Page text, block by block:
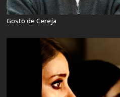
Gosto de Cereja